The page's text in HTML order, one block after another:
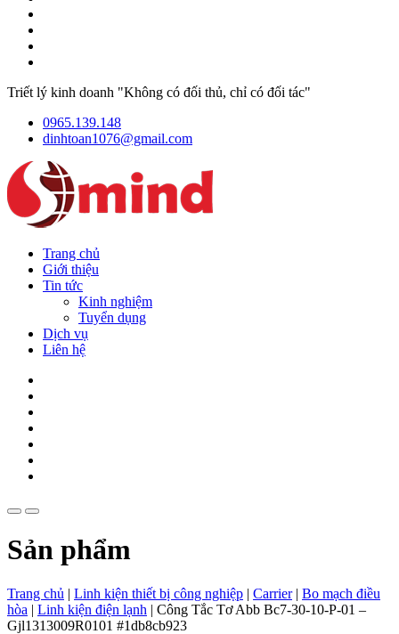
Triết lý kinh doanh "Không có đối thủ, chỉ có đối tác"
0965.139.148
dinhtoan1076@gmail.com
Trang chủ
Giới thiệu
Tin tức
Kinh nghiệm
Tuyển dụng
Dịch vụ
Liên hệ
Sản phẩm
Trang chủ | Linh kiện thiết bị công nghiệp | Carrier| Bo mạch điều
hòa | Linh kiện điện lạnh | Công Tắc Tơ Abb Bc7-30-10-P-01 –
Gjl1313009R0101 #1db8cb923